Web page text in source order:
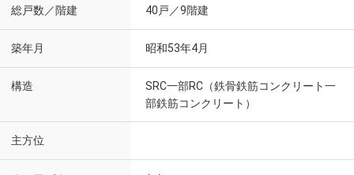
総戸数／階建 40戸／9階建
築年月 昭和53年4月
構造
SRC一部RC（鉄骨鉄筋コンクリート一
部鉄筋コンクリート）
主方位